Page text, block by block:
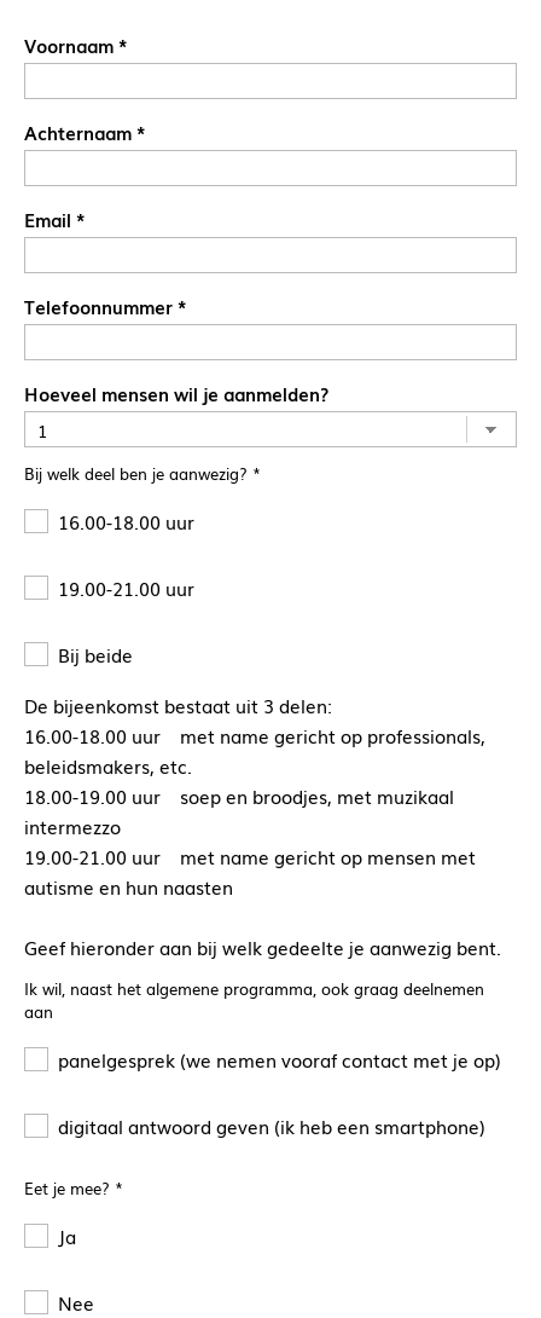
Voornaam*
Achternaam*
Email *
Telefoonnummer*
Hoeveel mensen wil je aanmelden?
Bij welk deel ben je aanwezig? *
16.00-18.00 uur
19.00-21.00 uur
Bij beide
De bijeenkomst bestaat uit 3 delen:
16.00-18.00 uur met name gericht op professionals,
beleidsmakers, etc.
18.00-19.00 uur soep en broodjes, met muzikaal
intermezzo
19.00-21.00 uur met name gericht op mensen met
autisme en hun naasten
Geef hieronder aan bij welk gedeelte je aanwezig bent.
Ik wil, naast het algemene programma, ook graag deelnemen
aan
panelgesprek (we nemen vooraf contact met je op)
digitaal antwoord geven (ik heb een smartphone)
Eet je mee? *
Ja
Nee